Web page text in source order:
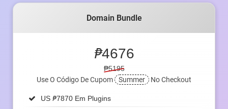
Domain Bundle
₱4676
₱5195
Use O Código De Cupom
Summer No Checkout
US ₱7870 Em Plugins